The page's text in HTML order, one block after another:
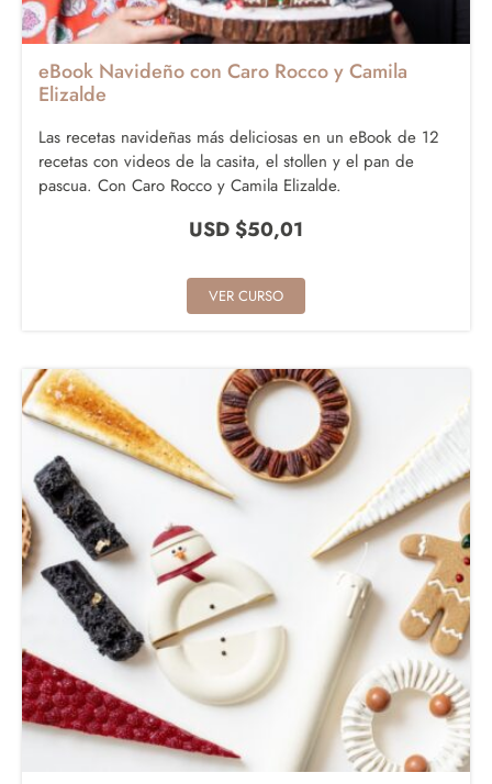
eBook Navideño con Caro Rocco y Camila
Elizalde
Las recetas navideñas más deliciosas en un eBook de 12
recetas con videos de la casita, el stollen y el pan de
pascua. Con Caro Rocco y Camila Elizalde.
USD $50,01
VER CURSO